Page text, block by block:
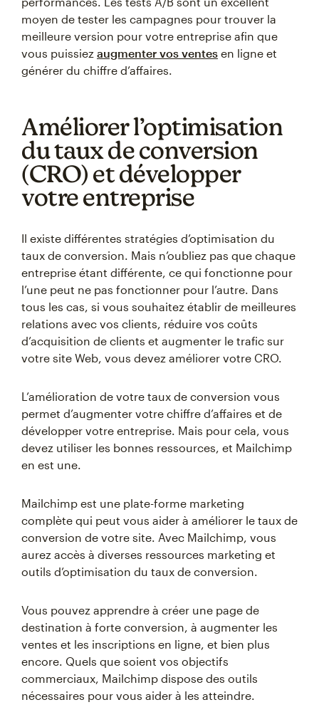
moyen de tester les campagnes pour trouver la
meilleure version pour votre entreprise afin que
vous puissiez augmenter vos ventes en ligne et
générer du chiffre d’affaires.
Améliorer l’optimisation
du taux de conversion
(CRO) et développer
votre entreprise
Il existe différentes stratégies d’optimisation du
taux de conversion. Mais n’oubliez pas que chaque
entreprise étant différente, ce qui fonctionne pour
l’une peut ne pas fonctionner pour l’autre. Dans
tous les cas, si vous souhaitez établir de meilleures
relations avec vos clients, réduire vos coûts
d’acquisition de clients et augmenter le trafic sur
votre site Web, vous devez améliorer votre CRO.
L’amélioration de votre taux de conversion vous
permet d’augmenter votre chiffre d’affaires et de
développer votre entreprise. Mais pour cela, vous
devez utiliser les bonnes ressources, et Mailchimp
en est une.
Mailchimp est une plate-forme marketing
complète qui peut vous aider à améliorer le taux de
conversion de votre site. Avec Mailchimp, vous
aurez accès à diverses ressources marketing et
outils d’optimisation du taux de conversion.
Vous pouvez apprendre à créer une page de
destination à forte conversion, à augmenter les
ventes et les inscriptions en ligne, et bien plus
encore. Quels que soient vos objectifs
commerciaux, Mailchimp dispose des outils
nécessaires pour vous aider à les atteindre.